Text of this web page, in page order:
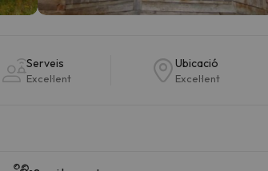
Serveis
Excel·lent
Ubicació
Excel·lent